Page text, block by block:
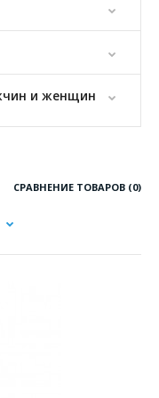
и женщин
СРАВНЕНИЕ ТОВАРОВ (0)